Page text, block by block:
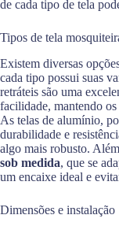
de cada tipo de tela
Tipos de tela
Existem diversas
cada tipo possui suas
retráteis são uma
facilidade, mantendo
As telas de alumínio,
durabilidade e
algo mais robusto.
sob medida, que se
um encaixe ideal e
Dimensões e instalação